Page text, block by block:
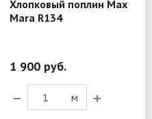
Хлопковый поплин Max
Mara R134
1 900 руб.
м